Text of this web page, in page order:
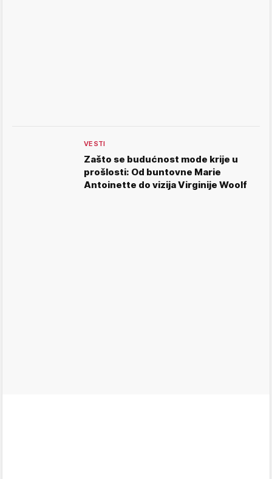
VESTI
Zašto se budućnost mode krije u
prošlosti: Od buntovne Marie
Antoinette do vizija Virginije Woolf